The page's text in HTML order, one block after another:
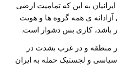
به این که تمامیت ارضی
ی همه گروه ها و هویت
باشد، کاری بس دشوار است.
منطقه و در غرب بشدت در
و لجستیک حمله به ایران